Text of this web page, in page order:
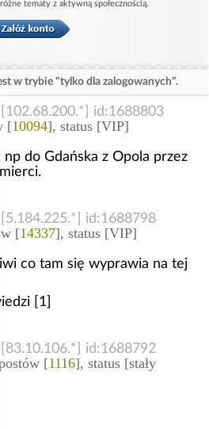
tematy z aktywną społecznością.
w trybie "tylko dla zalogowanych".
id:1688803
[10094], status [VIP]
do Gdańska z Opola przez
id:1688798
[14337], status [VIP]
co tam się wyprawia na tej
[1]
id:1688792
[1116], status [stały